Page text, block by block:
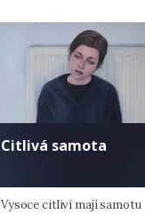
Citlivá samota
Vysoce citliví mají samotu